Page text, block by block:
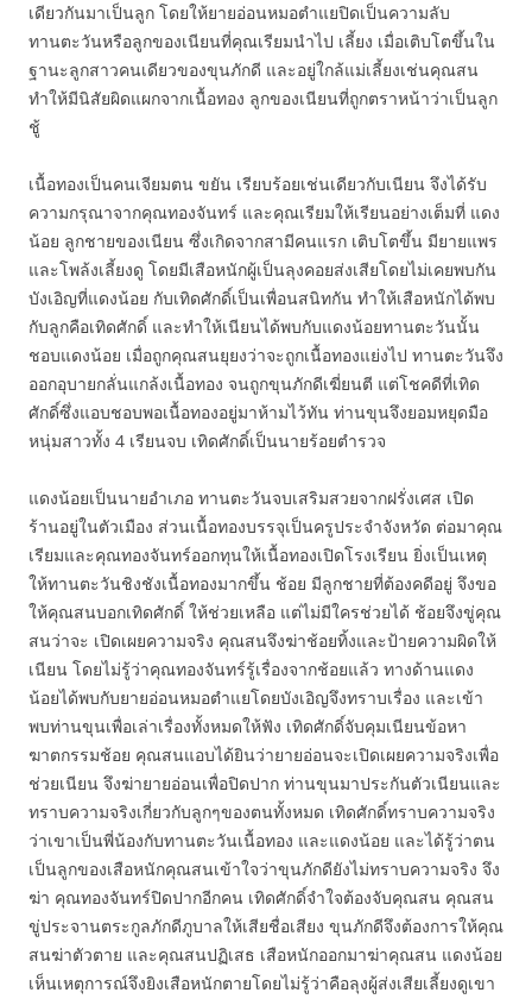
เดียวกันมาเป็นลูก โดยให้ยายอ่อนหมอตำแยปิดเป็นความลับ
ทานตะวันหรือลูกของเนียนที่คุณเรียมนำไป เลี้ยง เมื่อเติบโตขึ้นใน
ฐานะลูกสาวคนเดียวของขุนภักดี และอยู่ใกล้แม่เลี้ยงเช่นคุณสน
ทำให้มีนิสัยผิดแผกจากเนื้อทอง ลูกของเนียนที่ถูกตราหน้าว่าเป็นลูก
ชู้
เนื้อทองเป็นคนเจียมตน ขยัน เรียบร้อยเช่นเดียวกับเนียน จึงได้รับ
ความกรุณาจากคุณทองจันทร์ และคุณเรียมให้เรียนอย่างเต็มที่ แดง
น้อย ลูกชายของเนียน ซึ่งเกิดจากสามีคนแรก เติบโตขึ้น มียายแพร
และโพล้งเลี้ยงดู โดยมีเสือหนักผู้เป็นลุงคอยส่งเสียโดยไม่เคยพบกัน
บังเอิญที่แดงน้อย กับเทิดศักดิ์เป็นเพื่อนสนิทกัน ทำให้เสือหนักได้พบ
กับลูกคือเทิดศักดิ์ และทำให้เนียนได้พบกับแดงน้อยทานตะวันนั้น
ชอบแดงน้อย เมื่อถูกคุณสนยุยงว่าจะถูกเนื้อทองแย่งไป ทานตะวันจึง
ออกอุบายกลั่นแกล้งเนื้อทอง จนถูกขุนภักดีเฆี่ยนตี แต่โชคดีที่เทิด
ศักดิ์ซึ่งแอบชอบพอเนื้อทองอยู่มาห้ามไว้ทัน ท่านขุนจึงยอมหยุดมือ
หนุ่มสาวทั้ง 4 เรียนจบ เทิดศักดิ์เป็นนายร้อยตำรวจ
แดงน้อยเป็นนายอำเภอ ทานตะวันจบเสริมสวยจากฝรั่งเศส เปิด
ร้านอยู่ในตัวเมือง ส่วนเนื้อทองบรรจุเป็นครูประจำจังหวัด ต่อมาคุณ
เรียมและคุณทองจันทร์ออกทุนให้เนื้อทองเปิดโรงเรียน ยิ่งเป็นเหตุ
ให้ทานตะวันชิงชังเนื้อทองมากขึ้น ช้อย มีลูกชายที่ต้องคดีอยู่ จึงขอ
ให้คุณสนบอกเทิดศักดิ์ ให้ช่วยเหลือ แต่ไม่มีใครช่วยได้ ช้อยจึงขู่คุณ
สนว่าจะ เปิดเผยความจริง คุณสนจึงฆ่าช้อยทิ้งและป้ายความผิดให้
เนียน โดยไม่รู้ว่าคุณทองจันทร์รู้เรื่องจากช้อยแล้ว ทางด้านแดง
น้อยได้พบกับยายอ่อนหมอตำแยโดยบังเอิญจึงทราบเรื่อง และเข้า
พบท่านขุนเพื่อเล่าเรื่องทั้งหมดให้ฟัง เทิดศักดิ์จับคุมเนียนข้อหา
ฆาตกรรมช้อย คุณสนแอบได้ยินว่ายายอ่อนจะเปิดเผยความจริงเพื่อ
ช่วยเนียน จึงฆ่ายายอ่อนเพื่อปิดปาก ท่านขุนมาประกันตัวเนียนและ
ทราบความจริงเกี่ยวกับลูกๆของตนทั้งหมด เทิดศักดิ์ทราบความจริง
ว่าเขาเป็นพี่น้องกับทานตะวันเนื้อทอง และแดงน้อย และได้รู้ว่าตน
เป็นลูกของเสือหนักคุณสนเข้าใจว่าขุนภักดียังไม่ทราบความจริง จึง
ฆ่า คุณทองจันทร์ปิดปากอีกคน เทิดศักดิ์จำใจต้องจับคุณสน คุณสน
ขู่ประจานตระกูลภักดีภูบาลให้เสียชื่อเสียง ขุนภักดีจึงต้องการให้คุณ
สนฆ่าตัวตาย และคุณสนปฏิเสธ เสือหนักออกมาฆ่าคุณสน แดงน้อย
เห็นเหตุการณ์จึงยิงเสือหนักตายโดยไม่รู้ว่าคือลุงผู้ส่งเสียเลี้ยงดูเขา